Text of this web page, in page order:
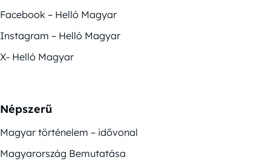
Facebook – Helló Magyar
Instagram – Helló Magyar
X- Helló Magyar
Népszerű
Magyar történelem – idővonal
Magyarország Bemutatása